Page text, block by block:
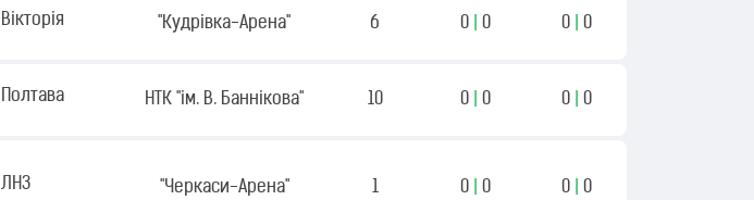
Вікторія "Кудрівка-Арена" 6 0 0 0 0
Полтава НТК "ім. В. Баннікова" 10 0 0 0 0
ЛНЗ "Черкаси-Арена" 1 0 0 0 0